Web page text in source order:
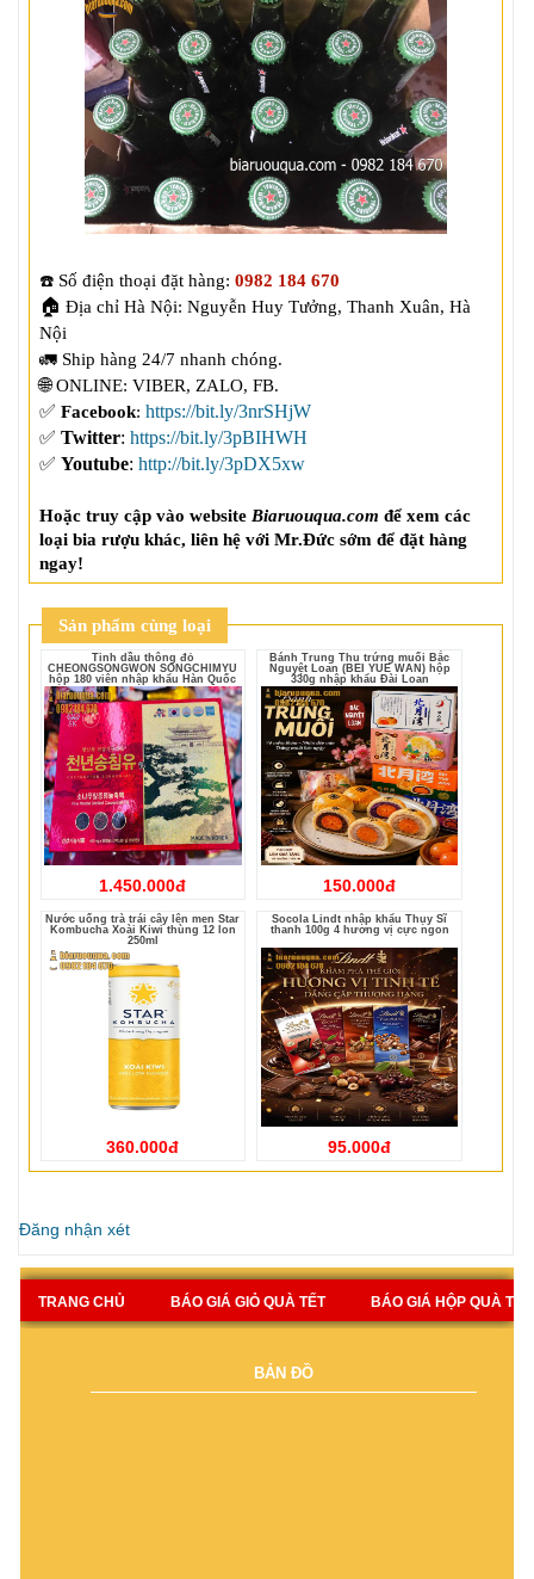
☎️ Số điện thoại đặt hàng: 0982 184 670
🏠 Địa chỉ Hà Nội: Nguyễn Huy Tưởng, Thanh Xuân, Hà
Nội
🌐ONLINE: VIBER, ZALO, FB.
✅ Facebook: https://bit.ly/3nrSHjW
✅ Twitter: https://bit.ly/3pBIHWH
✅ Youtube: http://bit.ly/3pDX5xw
Hoặc truy cập vào website Biaruouqua.com để xem các
loại bia rượu khác, liên hệ với Mr.Đức sớm để đặt hàng
ngay!
Sản phẩm cùng loại
Tinh dầu thông đỏ
CHEONGSONGWON SONGCHIMYU
hộp 180 viên nhập khẩu Hàn Quốc
1.450.000đ
Bánh Trung Thu trứng muối Bắc
Nguyệt Loan (BEI YUE WAN) hộp
330g nhập khẩu Đài Loan
150.000đ
Nước uống trà trái cây lên men Star
Kombucha Xoài Kiwi thùng 12 lon
250ml
360.000đ
Socola Lindt nhập khẩu Thụy Sĩ
thanh 100g 4 hương vị cực ngon
95.000đ
Đăng nhận xét
TRANG CHỦ BÁO GIÁ GIỎ QUÀ TẾT BÁO GIÁ HỘP QUÀ TẾT
BẢN ĐỒ